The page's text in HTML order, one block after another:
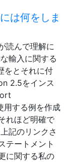
は何をしま
読んで理解に
輸入に関する
をとそれに付
2.5をインス
する例を作成
れほど明確で
記のリンクさ
テートメント
に関する私の